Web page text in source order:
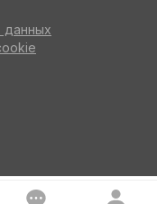
Выбрать номер
данных